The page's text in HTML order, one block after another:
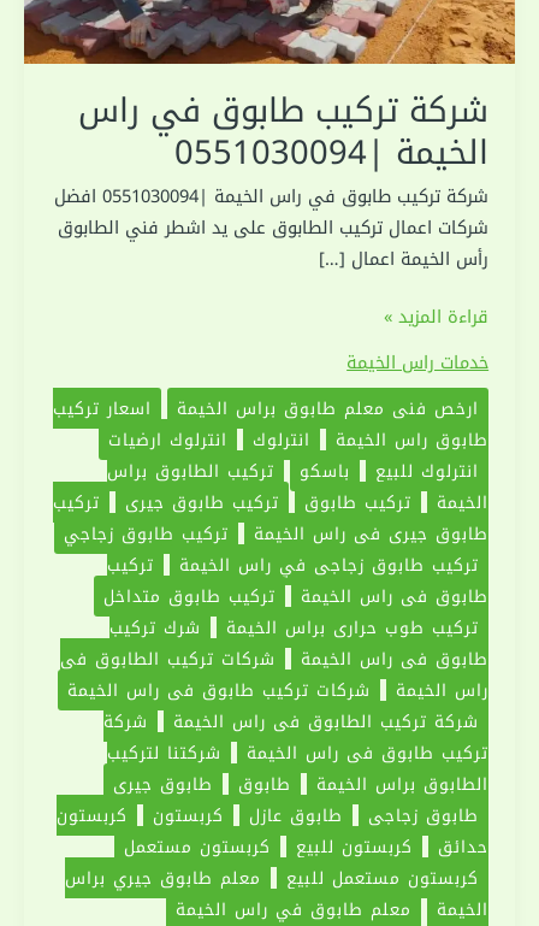
شركة تركيب طابوق في راس
الخيمة |0551030094
شركة تركيب طابوق في راس الخيمة |0551030094 افضل
شركات اعمال تركيب الطابوق على يد اشطر فني الطابوق
رأس الخيمة اعمال […]
شركة
تركيب
طابوق
في
راس
الخيمة
|0551030094
قراءة المزيد »
خدمات راس الخيمة
ارخص فني معلم طابوق براس الخيمة
اسعار تركيب
طابوق راس الخيمة
انترلوك
انترلوك ارضيات
انترلوك للبيع
باسكو
تركيب الطابوق براس
الخيمة
تركيب طابوق تركيب طابوق جيري
تركيب
طابوق جيري في راس الخيمة
تركيب طابوق زجاجي
تركيب طابوق زجاجي في راس الخيمة
تركيب
طابوق في راس الخيمة
تركيب طابوق متداخل
تركيب طوب حراري براس الخيمة
شرك تركيب
طابوق في راس الخيمة
شركات تركيب الطابوق في
راس الخيمة
شركات تركيب طابوق في راس الخيمة
شركة تركيب الطابوق في راس الخيمة
شركة
تركيب طابوق في راس الخيمة
شركتنا لتركيب
الطابوق براس الخيمة
طابوق
طابوق جيري
طابوق زجاجي
طابوق عازل كربستون
كربستون
حدائق
كربستون للبيع
كربستون مستعمل
كربستون مستعمل للبيع
معلم طابوق جيري براس
الخيمة
معلم طابوق في راس الخيمة